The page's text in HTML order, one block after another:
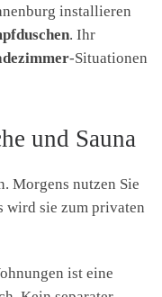
installieren
. Ihr
-Situationen
und Sauna
Morgens nutzen Sie
wird sie zum privaten
ist eine